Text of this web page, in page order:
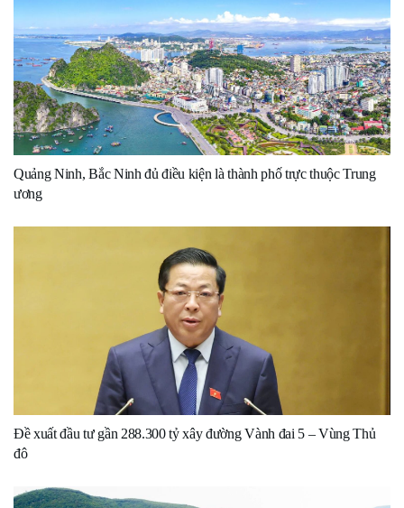
Quảng Ninh, Bắc Ninh đủ điều kiện là thành phố trực thuộc Trung
ương
Đề xuất đầu tư gần 288.300 tỷ xây đường Vành đai 5 – Vùng Thủ
đô